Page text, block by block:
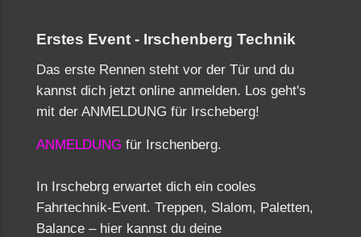
Erstes Event - Irschenberg Technik
Das erste Rennen steht vor der Tür und du
kannst dich jetzt online anmelden. Los geht's
mit der ANMELDUNG für Irscheberg!
ANMELDUNG für Irschenberg.
In Irschebrg erwartet dich ein cooles
Fahrtechnik-Event. Treppen, Slalom, Paletten,
Balance – hier kannst du deine